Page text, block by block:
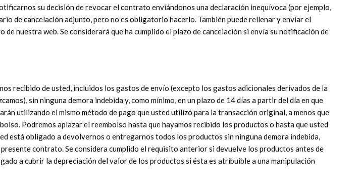
su decisión de revocar el contrato enviándonos una declaración inequívoca (por ejemplo,
de cancelación adjunto, pero no es obligatorio hacerlo. También puede rellenar y enviar el
nuestra web. Se considerará que ha cumplido el plazo de cancelación si envía su notificación de
recibido de usted, incluidos los gastos de envío (excepto los gastos adicionales derivados de la
sin ninguna demora indebida y, como mínimo, en un plazo de 14 días a partir del día en que
utilizando el mismo método de pago que usted utilizó para la transacción original, a menos que
Podremos aplazar el reembolso hasta que hayamos recibido los productos o hasta que usted
está obligado a devolvernos o entregarnos todos los productos sin ninguna demora indebida,
contrato. Se considera cumplido el requisito anterior si devuelve los productos antes de
a cubrir la depreciación del valor de los productos si ésta es atribuible a una manipulación